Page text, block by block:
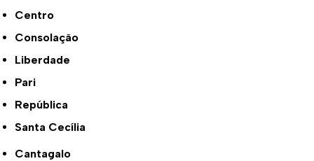
Centro
Consolação
Liberdade
Pari
República
Santa Cecília
Cantagalo